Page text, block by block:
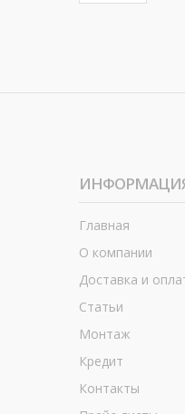
Главная
О компании
Доставка и
Статьи
Монтаж
Кредит
Контакты